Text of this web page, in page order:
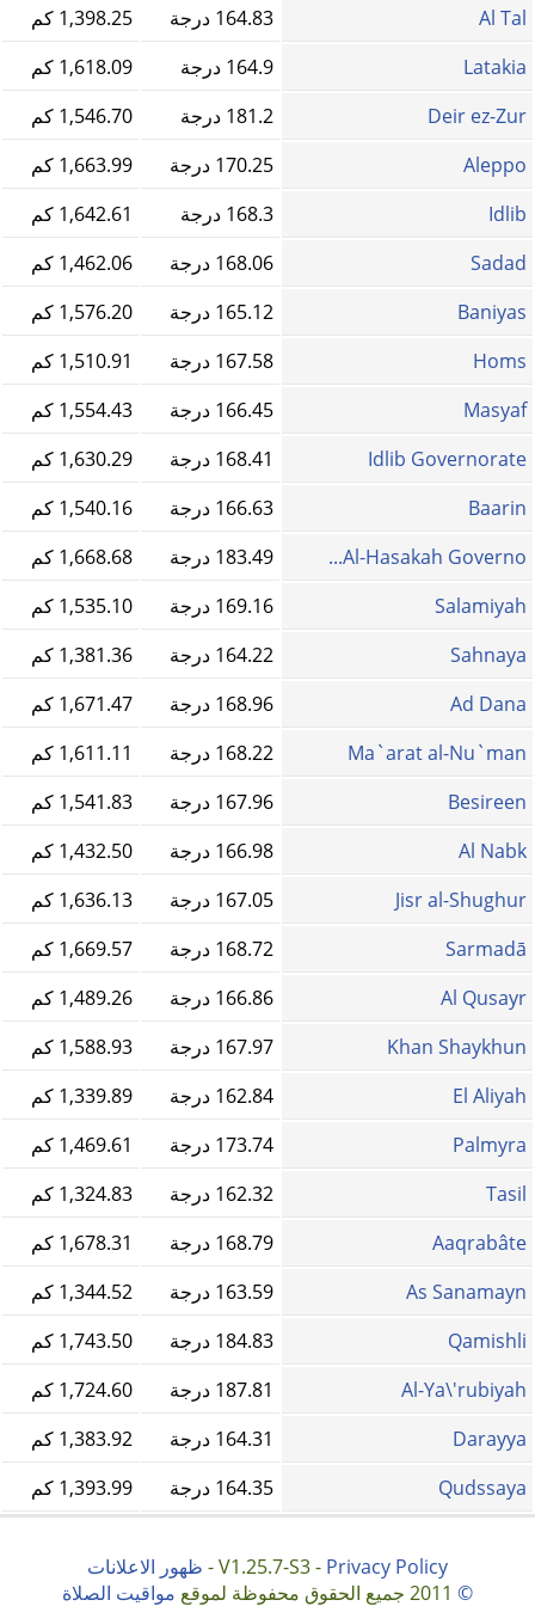
Al Tal 164.83 درجة
1,398.25 كم
Latakia
164.9 درجة
1,618.09 كم
Deir ez-Zur
181.2 درجة
1,546.70 كم
Aleppo
170.25 درجة
1,663.99 كم
Idlib
168.3 درجة
1,642.61 كم
Sadad
168.06 درجة
1,462.06 كم
Baniyas
165.12 درجة
1,576.20 كم
Homs‎
167.58 درجة
1,510.91 كم
Masyaf
166.45 درجة
1,554.43 كم
Idlib Governorate
168.41 درجة
1,630.29 كم
Baarin
166.63 درجة
1,540.16 كم
Al-Hasakah Governo...
183.49 درجة
1,668.68 كم
Salamiyah
169.16 درجة
1,535.10 كم
Sahnaya
164.22 درجة
1,381.36 كم
Ad Dana
168.96 درجة
1,671.47 كم
Ma`arat al-Nu`man
168.22 درجة
1,611.11 كم
Besireen
167.96 درجة
1,541.83 كم
Al Nabk
166.98 درجة
1,432.50 كم
Jisr al-Shughur
167.05 درجة
1,636.13 كم
Sarmadā
168.72 درجة
1,669.57 كم
Al Qusayr
166.86 درجة
1,489.26 كم
Khan Shaykhun
167.97 درجة
1,588.93 كم
El Aliyah
162.84 درجة
1,339.89 كم
Palmyra
173.74 درجة
1,469.61 كم
Tasil
162.32 درجة
1,324.83 كم
Aaqrabâte
168.79 درجة
1,678.31 كم
As Sanamayn
163.59 درجة
1,344.52 كم
Qamishli
184.83 درجة
1,743.50 كم
Al-Ya\'rubiyah
187.81 درجة
1,724.60 كم
Darayya
164.31 درجة
1,383.92 كم
Qudssaya
164.35 درجة 1,393.99 كم
V1.25.7-S3 - Privacy Policy
- ظهور الاعلانات
©
مواقيت الصلاة